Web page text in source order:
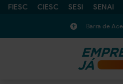
FIESC CIESC SESI SENAI
Barra de